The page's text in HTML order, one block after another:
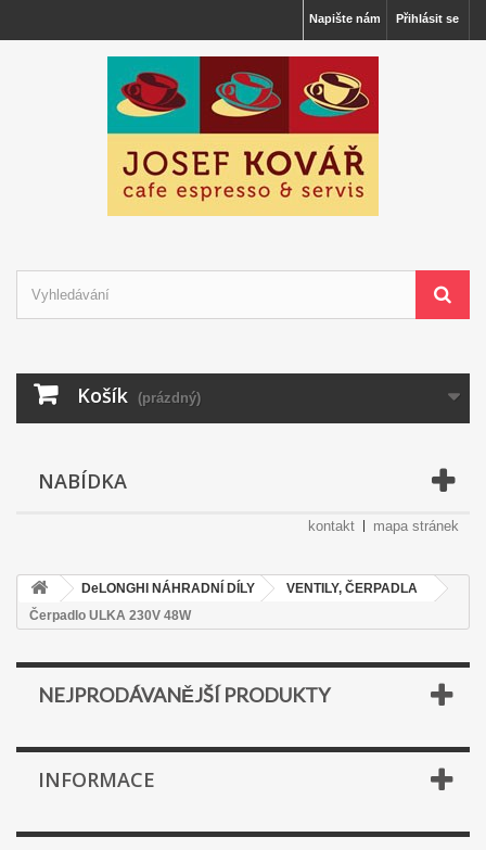
Přihlásit se
Napište nám
Košík (prázdný)
NABÍDKA
kontakt mapa stránek
DeLONGHI NÁHRADNÍ DÍLY
VENTILY, ČERPADLA
Čerpadlo ULKA 230V 48W
NEJPRODÁVANĚJŠÍ PRODUKTY
INFORMACE